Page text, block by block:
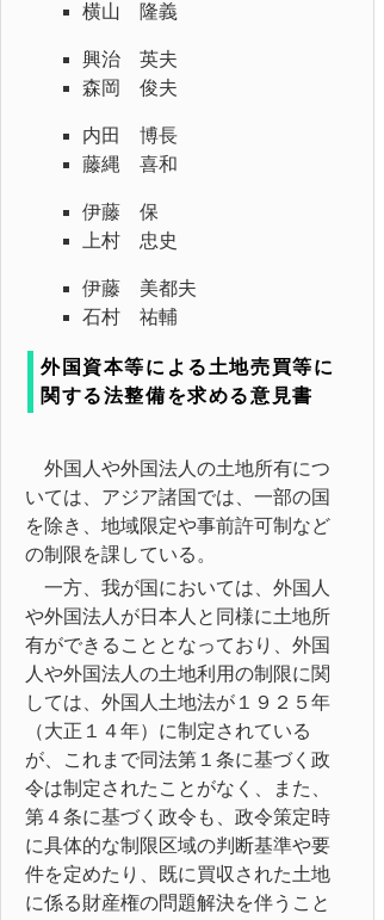
横山 隆義
興治 英夫
森岡 俊夫
内田 博長
藤縄 喜和
伊藤 保
上村 忠史
伊藤 美都夫
石村 祐輔
外国資本等による土地売買等に
関する法整備を求める意見書
外国人や外国法人の土地所有につ
いては、アジア諸国では、一部の国
を除き、地域限定や事前許可制など
の制限を課している。
一方、我が国においては、外国人
や外国法人が日本人と同様に土地所
有ができることとなっており、外国
人や外国法人の土地利用の制限に関
しては、外国人土地法が１９２５年
（大正１４年）に制定されている
が、これまで同法第１条に基づく政
令は制定されたことがなく、また、
第４条に基づく政令も、政令策定時
に具体的な制限区域の判断基準や要
件を定めたり、既に買収された土地
に係る財産権の問題解決を伴うこと